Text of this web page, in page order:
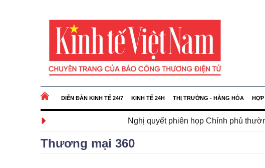
DIỄN ĐÀN KINH TẾ 24/7 KINH TẾ 24H THỊ TRƯỜNG - HÀNG HÓA
Nghị quyết phiên họp Chính phủ thường kỳ tháng 7/
Thương mại 360